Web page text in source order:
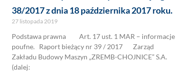
38/2017 z dnia 18 października 2017 roku.
27 listopada 2019
Podstawa prawna Art. 17 ust. 1 MAR – informacje
poufne. Raport bieżący nr 39 / 2017 Zarząd
Zakładu Budowy Maszyn „ZREMB-CHOJNICE” S.A.
(dalej: